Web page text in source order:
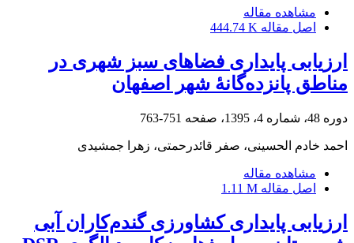
مشاهده مقاله
اصل مقاله 444.74 K
ارزیابی پایداری فضاهای سبز شهری در
مناطق پانزده‌گانۀ شهر اصفهان
دوره 48، شماره 4، 1395، صفحه 751-763
احمد خادم الحسینی، صفر قائدرحمتی، زهرا جمشیدی
مشاهده مقاله
اصل مقاله 1.11 M
ارزیابی پایداری کشاورزی گندم‌کاران آبی